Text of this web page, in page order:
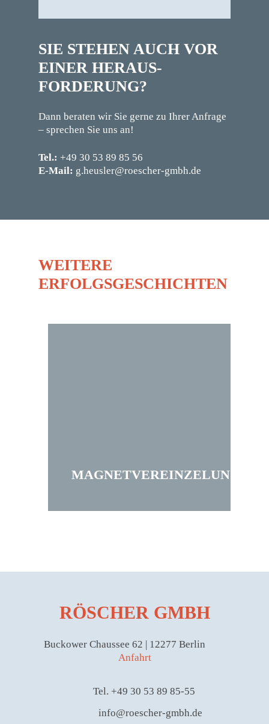
SIE STEHEN AUCH VOR
EINER HERAUS­
FORDERUNG?
Dann beraten wir Sie gerne zu Ihrer Anfrage
– sprechen Sie uns an!
Tel.: +49 30 53 89 85 56
E-Mail: g.heusler@roescher-gmbh.de
WEITERE
ERFOLGSGESCHICHTEN
MAGNETVEREINZELUNG
RÖSCHER GMBH
Buckower Chaussee 62 | 12277 Berlin
Anfahrt
Tel. +49 30 53 89 85-55
info@roescher-gmbh.de